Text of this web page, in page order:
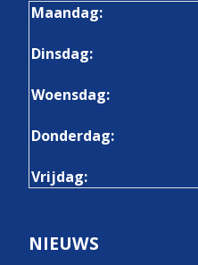
Maandag:
Dinsdag:
Woensdag:
Donderdag:
Vrijdag:
NIEUWS